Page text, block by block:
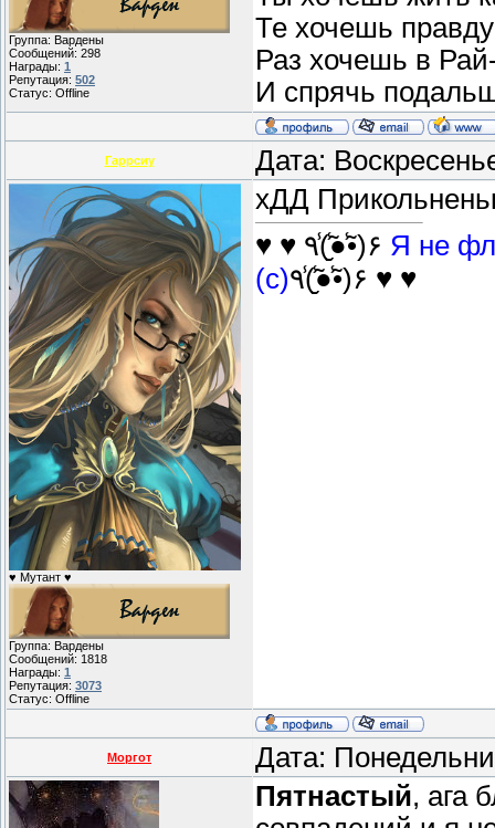
Группа: Вардены
Сообщений: 298
Награды: 1
Репутация: 502
Статус: Offline
Те хочешь правду
Раз хочешь в
И спрячь
Гаррсиу Дата:
♥ Мутант ♥
Группа: Вардены
Сообщений: 1818
Награды: 1
Репутация: 3073
Статус: Offline
хДД
♥ ♥ ٩(̾●̮̮̃̾•̃̾)۶ Я не
(с) ٩(̾●̮̮̃̾•̃̾)۶ ♥ ♥
Моргот
Дата:
Пятнастый, ага